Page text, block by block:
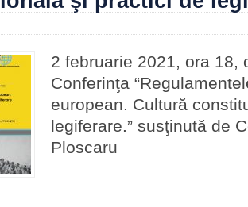
2 februarie 2021, ora 18,
Conferinţa
european. Cultură
legiferare.” susţinută de
Ploscaru